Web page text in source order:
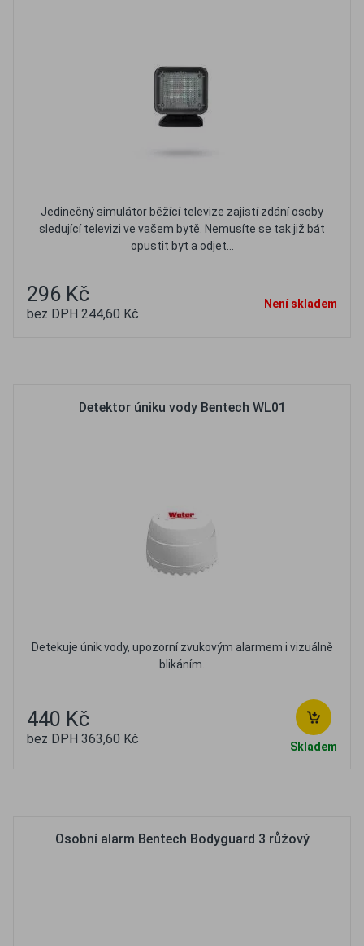
Jedinečný simulátor běžící televize zajistí zdání osoby
sledující televizi ve vašem bytě. Nemusíte se tak již bát
opustit byt a odjet...
296 Kč
bez DPH 244,60 Kč
Není skladem
Detektor úniku vody Bentech WL01
Detekuje únik vody, upozorní zvukovým alarmem i vizuálně
blikáním.
440 Kč
bez DPH 363,60 Kč Skladem
Osobní alarm Bentech Bodyguard 3 růžový